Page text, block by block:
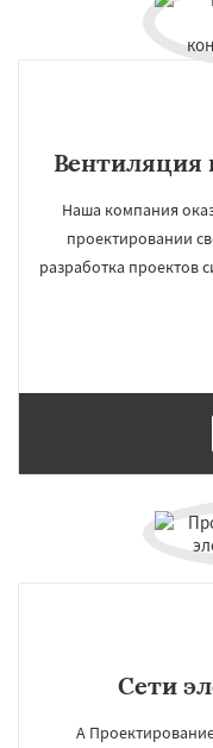
Вентиляция
Наша компания
проектировании
разработка проектов
Сети
А